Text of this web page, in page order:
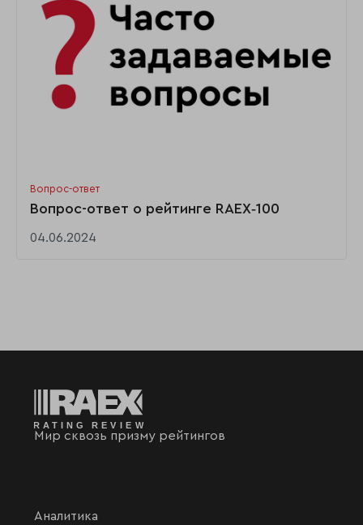
Вопрос-ответ
Вопрос-ответ о рейтинге RAEX‑100
04.06.2024
Мир сквозь призму рейтингов
Аналитика